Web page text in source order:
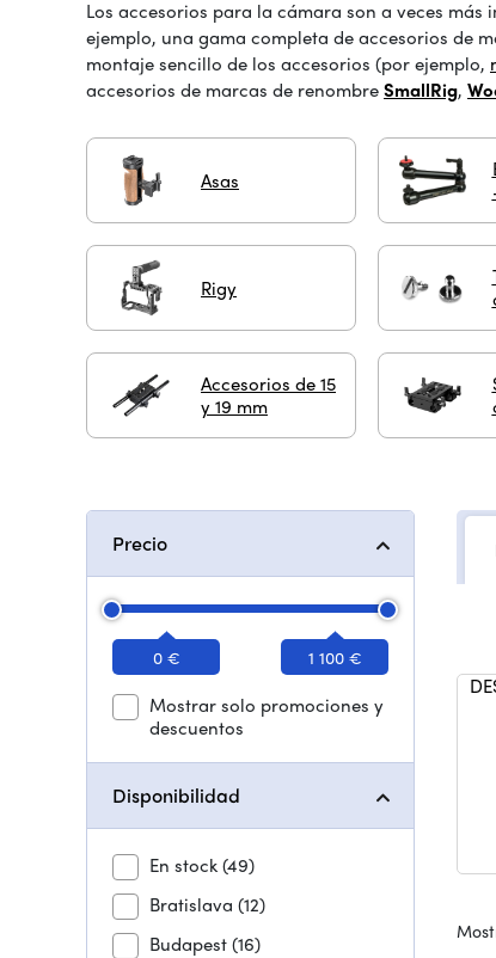
Los accesorios para la cámara son a veces
ejemplo, una gama completa de accesorios de
montaje sencillo de los accesorios (por ejemplo,
accesorios de marcas de renombreSmallRig,
Asas
Rigy
Accesorios de 15
y 19 mm
Precio
0 € 1 100 €
Mostrar solo promociones y
descuentos
Disponibilidad
En stock(49)
Bratislava (12)
Budapest(16)